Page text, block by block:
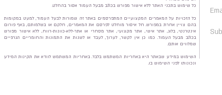
כל שימוש בתכני האתר ללא אישור מפורש בכתב מבעל העמוד אסור בהחלט.
כל הזכויות על המאמרים המקצועיים המתפרסמים באתר זה שמורות לבעל העמוד, למעט במקומות
בהם צויין אחרת במפורש. חל איסור מוחלט לפרסם את המאמרים, חלקם או בשלמותם, באף פורום
אינטרנטי, בלוג, אתר אישי, אתר מקצועי, אתר מסחרי או אתר-ללא-כוונות-רווח, ללא אישור מפורש
בכתב מבעל העמוד. כמו כן אין לקשר, לערוך, לעבד או לשנות את התמונות והחומריים הגרפיים
שמלווים אותם.
השימוש במידע שבאתר היא באחריות המשתמש בלבד. באחריות המשתמש לוודא את תקינות המידע
ונכונותו לפני השימוש בו.